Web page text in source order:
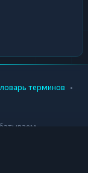
терминов •